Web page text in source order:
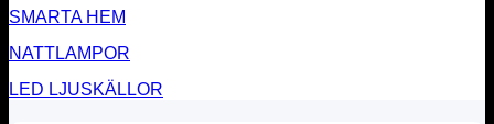
SMARTA HEM
NATTLAMPOR
LED LJUSKÄLLOR